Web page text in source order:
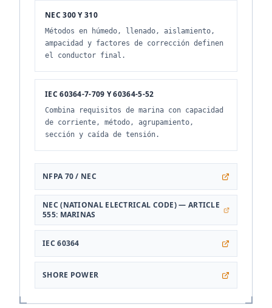
NEC 300 Y 310
Métodos en húmedo, llenado, aislamiento,
ampacidad y factores de corrección definen
el conductor final.
IEC 60364-7-709 Y 60364-5-52
Combina requisitos de marina con capacidad
de corriente, método, agrupamiento,
sección y caída de tensión.
NFPA 70 / NEC
NEC (NATIONAL ELECTRICAL CODE) — ARTICLE
555: MARINAS
IEC 60364
SHORE POWER